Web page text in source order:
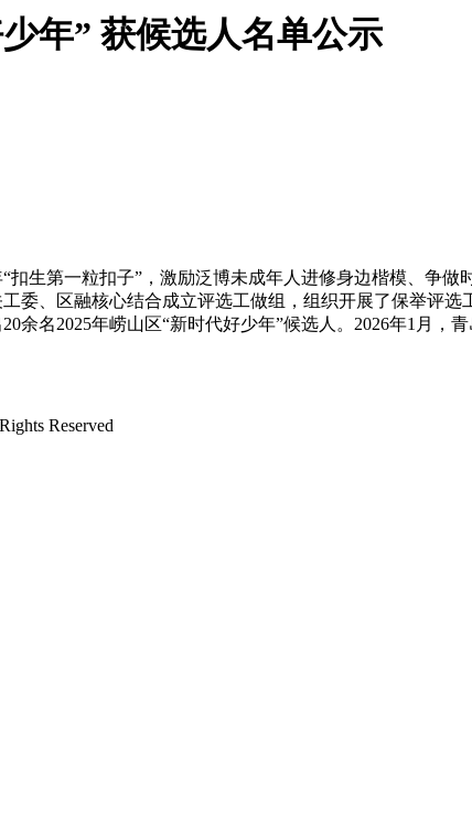
年” 获候选人名单公示
第一粒扣子”，激励泛博未成年人进修身边楷模、争做
委、区融核心结合成立评选工做组，组织开展了保举评
余名2025年崂山区“新时代好少年”候选人。2026年1月，
Reserved